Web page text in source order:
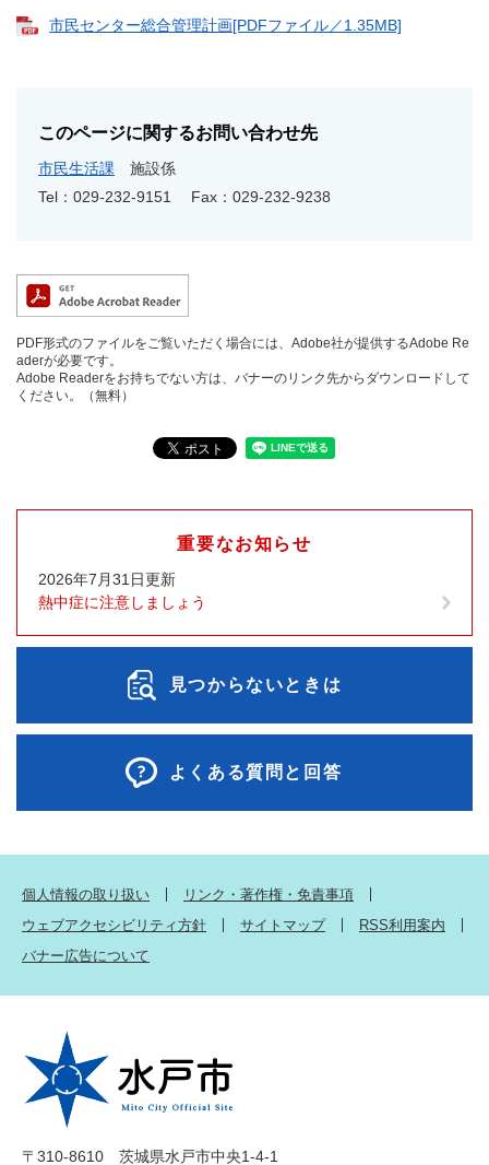
市民センター総合管理計画[PDFファイル／1.35MB]
このページに関するお問い合わせ先
市民生活課
施設係
Tel：029-232-9151
Fax：029-232-9238
PDF形式のファイルをご覧いただく場合には、Adobe社が提供するAdobe Re
aderが必要です。
Adobe Readerをお持ちでない方は、バナーのリンク先からダウンロードして
ください。（無料）
重要なお知らせ
2026年7月31日更新
熱中症に注意しましょう
見つからないときは
よくある質問と回答
個人情報の取り扱い
リンク・著作権・免責事項
ウェブアクセシビリティ方針
サイトマップ
RSS利用案内
バナー広告について
〒310-8610 茨城県水戸市中央1-4-1